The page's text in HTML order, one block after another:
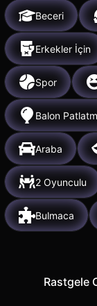
Beceri
Erkekler İçin
Spor
Balon
Araba
2 Oyunculu
Bulmaca
Rastgele